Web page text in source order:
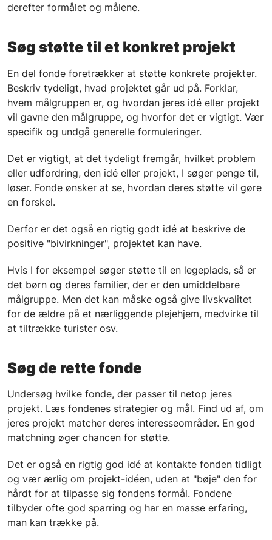
derefter formålet og målene.
Søg støtte til et konkret projekt
En del fonde foretrækker at støtte konkrete projekter.
Beskriv tydeligt, hvad projektet går ud på. Forklar,
hvem målgruppen er, og hvordan jeres idé eller projekt
vil gavne den målgruppe, og hvorfor det er vigtigt. Vær
specifik og undgå generelle formuleringer.
Det er vigtigt, at det tydeligt fremgår, hvilket problem
eller udfordring, den idé eller projekt, I søger penge til,
løser. Fonde ønsker at se, hvordan deres støtte vil gøre
en forskel.
Derfor er det også en rigtig godt idé at beskrive de
positive "bivirkninger", projektet kan have.
Hvis I for eksempel søger støtte til en legeplads, så er
det børn og deres familier, der er den umiddelbare
målgruppe. Men det kan måske også give livskvalitet
for de ældre på et nærliggende plejehjem, medvirke til
at tiltrække turister osv.
Søg de rette fonde
Undersøg hvilke fonde, der passer til netop jeres
projekt. Læs fondenes strategier og mål. Find ud af, om
jeres projekt matcher deres interesseområder. En god
matchning øger chancen for støtte.
Det er også en rigtig god idé at kontakte fonden tidligt
og vær ærlig om projekt-idéen, uden at "bøje" den for
hårdt for at tilpasse sig fondens formål. Fondene
tilbyder ofte god sparring og har en masse erfaring,
man kan trække på.